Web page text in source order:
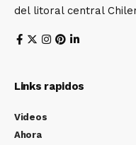
del litoral central
Links rapidos
Videos
Ahora